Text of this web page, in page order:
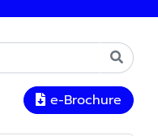
e-Brochure